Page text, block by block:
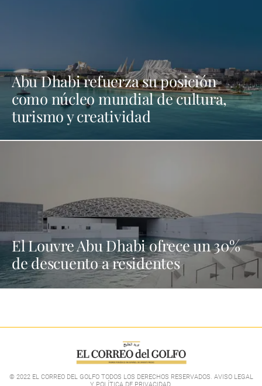
Abu Dhabi refuerza su posición
como núcleo mundial de cultura,
turismo y creatividad
El Louvre Abu Dhabi ofrece un 30%
de descuento a residentes
© 2022 EL CORREO DEL GOLFO TODOS LOS DERECHOS RESERVADOS. AVISO LEGAL
Y POLÍTICA DE PRIVACIDAD.